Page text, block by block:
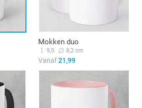
Mokken duo
9,5 8,2 cm
Vanaf21,99